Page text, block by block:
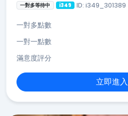
一對多等待中 i349 ID: i349_301389
一對多點數
一對一點數
滿意度評分
立即進入